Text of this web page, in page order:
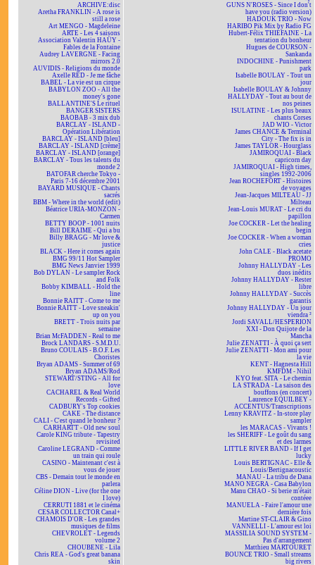
ARCHIVE:disc
Aretha FRANKLIN - A rose is
still a rose
Art MENGO - Magdeleine
ARTE - Les 4 saisons
Association Valentin HAÜY -
Fables de la Fontaine
Audrey LAVERGNE - Facing
mirrors 2.0
AUVIDIS - Religions du monde
Axelle RED - Je me fâche
BABEL - La vie est un cirque
BABYLON ZOO - All the
money's gone
BALLANTINE'S Le rituel
BANGER SISTERS
BAOBAB - 3 mix dub
BARCLAY - ISLAND -
Opération Libération
BARCLAY - ISLAND [bleu]
BARCLAY - ISLAND [crème]
BARCLAY - ISLAND [orange]
BARCLAY - Tous les talents du
monde 2
BATOFAR cherche Tokyo -
Paris 7-16 décembre 2001
BAYARD MUSIQUE - Chants
sacrés
BBM - Where in the world (edit)
Béatrice URIA-MONZON -
Carmen
BETTY BOOP - 1001 nuits
Bill DERAIME - Qui a bu
Billy BRAGG - Mr love &
justice
BLACK - Here it comes again
BMG 99/11 Hot Sampler
BMG News Janvier 1999
Bob DYLAN - Le sampler Rock
and Folk
Bobby KIMBALL - Hold the
line
Bonnie RAITT - Come to me
Bonnie RAITT - Love sneakin'
up on you
BRETT - Trois nuits par
semaine
Brian McFADDEN - Real to me
Brock LANDARS - S.M.D.U.
Bruno COULAIS - B.O.F. Les
Choristes
Bryan ADAMS - Summer of 69
Bryan ADAMS/Rod
STEWART/STING - All for
love
CACHAREL & Real World
Records - Gifted
CADBURY's Top cookies
CAKE - The distance
CALI - C'est quand le bonheur ?
CARHARTT - Old new soul
Carole KING tribute - Tapestry
revisited
Caroline LEGRAND - Comme
un train qui roule
CASINO - Maintenant c'est à
vous de jouer
CBS - Demain tout le monde en
parlera
Céline DION - Live (for the one
I love)
CERRUTI 1881 et le cinéma
CESAR COLLECTOR Canal+
CHAMOIS D'OR - Les grandes
musiques de films
CHEVROLET - Legends
volume 2
CHOUBENE - Lila
Chris REA - God's great banana
skin
GUNS N'ROSES - Since I don't
have you (radio version)
HADOUK TRIO - Now
HARIBO Pik Mix by Radio FG
Hubert-Félix THIÉFAINE - La
tentation du bonheur
Hugues de COURSON -
Sankanda
INDOCHINE - Punishment
park
Isabelle BOULAY - Tout un
jour
Isabelle BOULAY & Johnny
HALLYDAY - Tout au bout de
nos peines
ISULATINE - Les plus beaux
chants Corses
JAD WIO - Victor
James CHANCE & Terminal
City - The fix is in
James TAYLOR - Hourglass
JAMIROQUAI - Black
capricorn day
JAMIROQUAI - High times,
singles 1992-2006
Jean ROCHEFORT - Histoires
de voyages
Jean-Jacques MILTEAU - JJ
Milteau
Jean-Louis MURAT - Le cri du
papillon
Joe COCKER - Let the healing
begin
Joe COCKER - When a woman
cries
John CALE - Black acetate
PROMO
Johnny HALLYDAY - Les
duos inédits
Johnny HALLYDAY - Rester
libre
Johnny HALLYDAY - Succès
garantis
Johnny HALLYDAY - Un jour
viendra ²
Jordi SAVALL/HESPERION
XXI - Don Quijote de la
Mancha
Julie ZENATTI - À quoi ça sert
Julie ZENATTI - Mon ami pour
la vie
KENT - Hagnesta Hill
KMFDM - Nihil
KYO feat. SITA - Le chemin
LA STRADA - La saison des
bouffons (en concert)
Laurence EQUILBEY -
ACCENTUS/Transcriptions
Lenny KRAVITZ - In-store play
sampler
les MARACAS - Vivants !
les SHERIFF - Le goût du sang
et des larmes
LITTLE RIVER BAND - If I get
lucky
Louis BERTIGNAC - Elle &
Louis/Bertignacoustic
MANAU - La tribu de Dana
MANO NEGRA - Casa Babylon
Manu CHAO - Si berie m'était
contéee
MANUELA - Faire l'amour une
dernière fois
Martine ST-CLAIR & Gino
VANNELLI - L'amour est loi
MASSILIA SOUND SYSTEM -
Pas d'arrangement
Matthieu MARTOURET
BOUNCE TRIO - Small streams
big rivers